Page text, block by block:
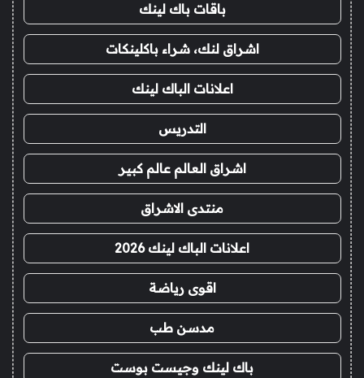
باقات باك لينك
اشراق لنك، شراء باكلينكات
اعلانات الباك لينك
التدريس
اشراق العالم عالم كبير
منتدى الاشراق
اعلانات الباك لينك 2026
اقوى رياضة
مدسن طب
باك لينك وجيست بوست